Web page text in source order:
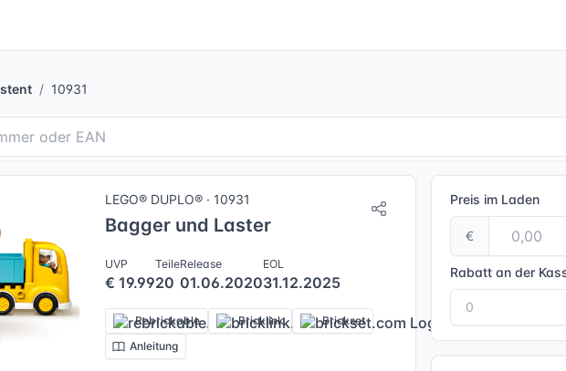
10931
LEGO® DUPLO® · 10931
Bagger und Laster
UVP
€ 19.99
Teile
20
Release
01.06.2020
EOL
31.12.2025
Rebrickable Bricklink
Brickset
Anleitung
Preis im Laden
€
Rabatt an der